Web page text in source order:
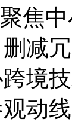
焦
减
境
动